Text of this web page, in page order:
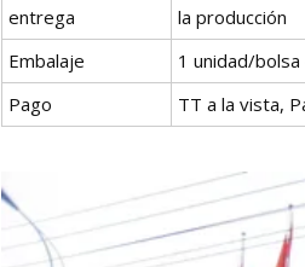
entrega
la producción
Embalaje
1 unidad/
Pago
TT a la vista,